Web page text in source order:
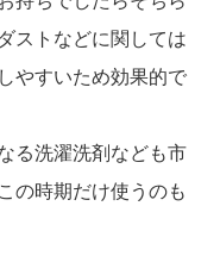
ストなどに関しては
やすいため効果的で
る洗濯洗剤なども市
の時期だけ使うのも